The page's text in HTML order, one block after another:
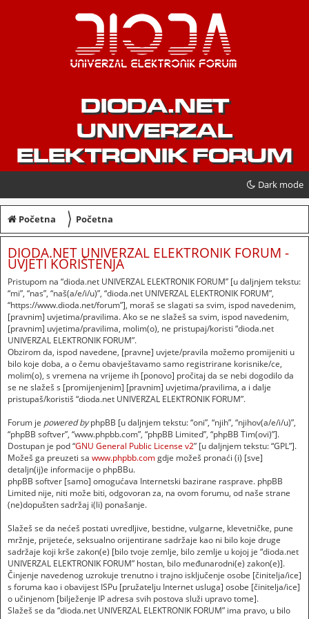
DIODA.NET
UNIVERZAL
ELEKTRONIK FORUM
Dark mode
Početna 〉 Početna
DIODA.NET UNIVERZAL ELEKTRONIK FORUM -
UVJETI KORIŠTENJA
Pristupom na “dioda.net UNIVERZAL ELEKTRONIK FORUM” [u daljnjem tekstu:
“mi”, “nas”, “naš(a/e/i/u)”, “dioda.net UNIVERZAL ELEKTRONIK FORUM”,
“https://www.dioda.net/forum”], moraš se slagati sa svim, ispod navedenim,
[pravnim] uvjetima/pravilima. Ako se ne slažeš sa svim, ispod navedenim,
[pravnim] uvjetima/pravilima, molim(o), ne pristupaj/koristi “dioda.net
UNIVERZAL ELEKTRONIK FORUM”.
Obzirom da, ispod navedene, [pravne] uvjete/pravila možemo promijeniti u
bilo koje doba, a o čemu obavještavamo samo registrirane korisnike/ce,
molim(o), s vremena na vrijeme ih [ponovo] pročitaj da se nebi dogodilo da
se ne slažeš s [promijenjenim] [pravnim] uvjetima/pravilima, a i dalje
pristupaš/koristiš “dioda.net UNIVERZAL ELEKTRONIK FORUM”.
Forum je powered byphpBB [u daljnjem tekstu: “oni”, “njih”, “njihov(a/e/i/u)”,
“phpBB softver”, “www.phpbb.com”, “phpBB Limited”, “phpBB Tim(ovi)”].
Dostupan je pod “GNU General Public License v2” [u daljnjem tekstu: “GPL”].
Možeš ga preuzeti sa www.phpbb.comgdje možeš pronaći (i) [sve]
detaljn(ij)e informacije o phpBBu.
phpBB softver [samo] omogućava Internetski bazirane rasprave. phpBB
Limited nije, niti može biti, odgovoran za, na ovom forumu, od naše strane
(ne)dopušten sadržaj i(li) ponašanje.
Slažeš se da nećeš postati uvredljive, bestidne, vulgarne, klevetničke, pune
mržnje, prijeteće, seksualno orijentirane sadržaje kao ni bilo koje druge
sadržaje koji krše zakon(e) [bilo tvoje zemlje, bilo zemlje u kojoj je “dioda.net
UNIVERZAL ELEKTRONIK FORUM” hostan, bilo međunarodni(e) zakon(e)].
Činjenje navedenog uzrokuje trenutno i trajno isključenje osobe [činitelja/ice]
s foruma kao i obavijest ISPu [pružatelju Internet usluga] osobe [činitelja/ice]
o učinjenom [bilježenje IP adresa svih postova služi upravo tome].
Slažeš se da “dioda.net UNIVERZAL ELEKTRONIK FORUM” ima pravo, u bilo